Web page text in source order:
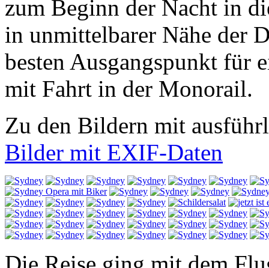
zum Beginn der Nacht in
in unmittelbarer Nähe der
besten Ausgangspunkt für
mit Fahrt in der Monorail.
Zu den Bildern mit
Bilder mit EXIF-Daten